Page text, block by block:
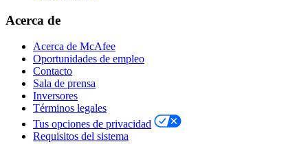
Acerca de
Acerca de McAfee
Oportunidades de empleo
Contacto
Sala de prensa
Inversores
Términos legales
Tus opciones de privacidad
Requisitos del sistema